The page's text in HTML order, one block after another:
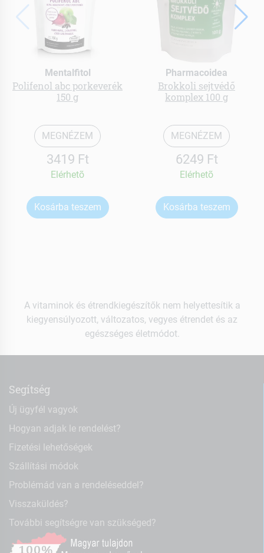
Mentalfitol
Polifenol abc porkeverék
150 g
MEGNÉZEM
3419 Ft
Elérhetõ
Kosárba teszem
Pharmacoidea
Brokkoli sejtvédő
komplex 100 g
MEGNÉZEM
6249 Ft
Elérhetõ
Kosárba teszem
A vitaminok és étrendkiegészítők nem helyettesítik a
kiegyensúlyozott, változatos, vegyes étrendet és az
egészséges életmódot.
Segítség
Új ügyfél vagyok
Hogyan adjak le rendelést?
Fizetési lehetőségek
Szállítási módok
Problémád van a rendeléseddel?
Visszaküldés?
További segítségre van szükséged?